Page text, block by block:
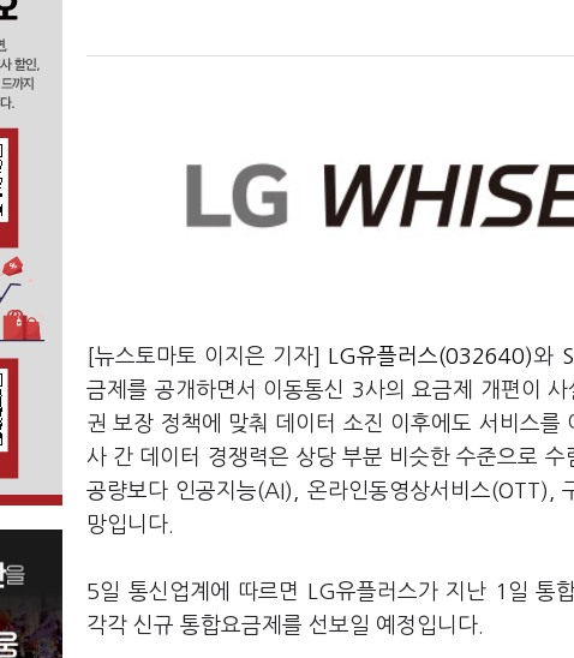
[뉴스토마토 이지은 기자] LG유플러스(032640)와
금제를 공개하면서 이동통신 3사의 요금제 개편이
권 보장 정책에 맞춰 데이터 소진 이후에도 서비스
사 간 데이터 경쟁력은 상당 부분 비슷한 수준으로
공량보다 인공지능(AI), 온라인동영상서비스(OTT),
망입니다.
5일 통신업계에 따르면 LG유플러스가 지난 1일 통
각각 신규 통합요금제를 선보일 예정입니다.